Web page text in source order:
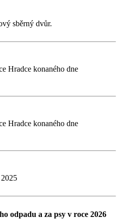
sběrný dvůr.
Hradce konaného dne
Hradce konaného dne
odpadu a za psy v roce 2026